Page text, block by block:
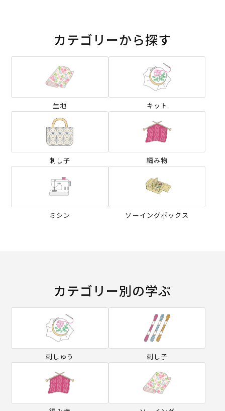
カテゴリーから探す
生地 キット
刺し子 編み物
ミシン ソーイングボックス
カテゴリー別の学ぶ
刺しゅう 刺し子